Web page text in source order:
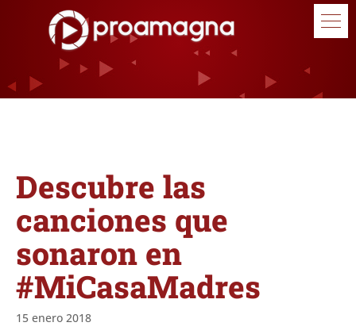
Descubre las
canciones que
sonaron en
#MiCasaMadres
15 enero 2018